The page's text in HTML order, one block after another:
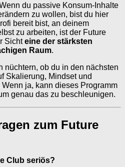
du passive Konsum-Inhalte
zu wollen, bist du hier
bereit bist, an deinem
zu arbeiten, ist der Future
Sichteine der stärksten
Raum.
nüchtern, ob du in den nächsten
Skalierung, Mindset und
ja, kann dieses Programm
genau das zu beschleunigen.
zum Future
Club seriös?